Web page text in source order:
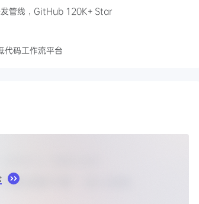
管线，GitHub 120K+ Star
码工作流平台